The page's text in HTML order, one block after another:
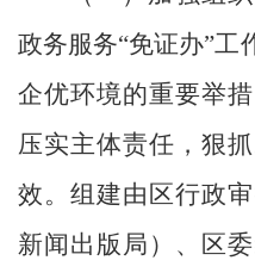
政务服务“免证办”工
企优环境的重要举
压实主体责任，狠
效。组建由 区行政
新闻出版局） 、 区